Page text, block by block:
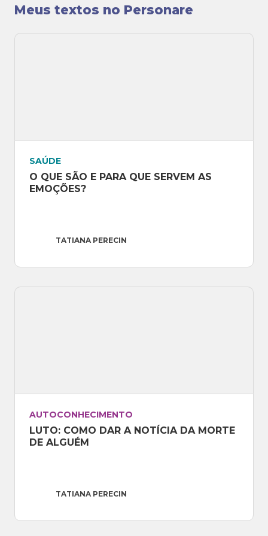
Autora do livroSobre o Luto: entendendo
Meus textos no Personare
SAÚDE
O QUE SÃO E PARA QUE SERVEM AS
EMOÇÕES?
TATIANA PERECIN
AUTOCONHECIMENTO
LUTO: COMO DAR A NOTÍCIA DA MORTE
DE ALGUÉM
TATIANA PERECIN